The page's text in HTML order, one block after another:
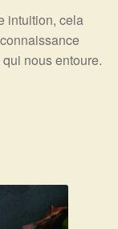
intuition, cela
nous entoure.